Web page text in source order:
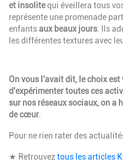
et insolitequi éveillera tous
représente une promenade
enfantsaux beaux jours. Ils
les différentes textures avec
Description
On vous l'avait dit, le choix est
d'expérimenter toutes ces
sur nos réseaux sociaux, on a
decœur.
Pour ne rien rater des
★ Retrouveztous les articles